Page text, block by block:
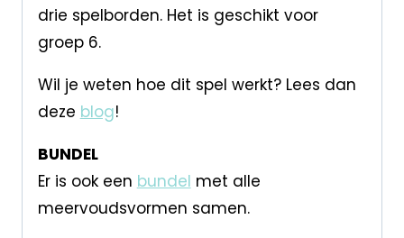
drie spelborden. Het is geschikt voor
groep 6.
Wil je weten hoe dit spel werkt? Lees dan
deze blog!
BUNDEL
Er is ook een bundel met alle
meervoudsvormen samen.